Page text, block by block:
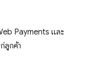
Payments และ
ลูกค้า